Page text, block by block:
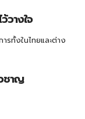
วางใจ
รทั้งในไทยและต่าง
ชาญ